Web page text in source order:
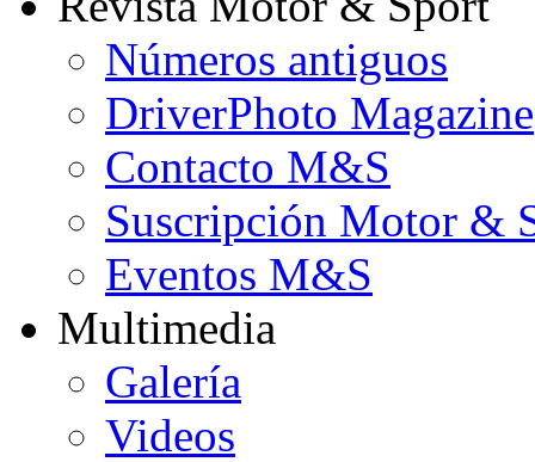
Números antiguos
DriverPhoto Magazine
Contacto M&S
Suscripción Motor &
Eventos M&S
Multimedia
Galería
Videos